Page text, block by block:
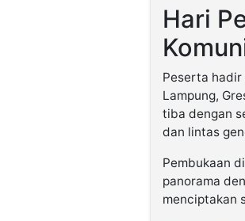
Hari
Peserta
Lampung,
tiba dengan
dan lintas
Pembukaan
panorama
menciptakan